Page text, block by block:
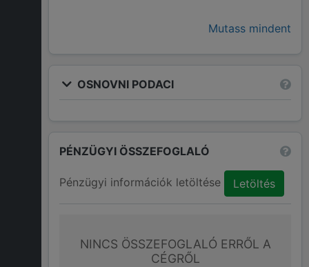
Mutass mindent
OSNOVNI PODACI
PÉNZÜGYI ÖSSZEFOGLALÓ
Pénzügyi információk letöltése Letöltés
NINCS ÖSSZEFOGLALÓ ERRŐL A
CÉGRŐL